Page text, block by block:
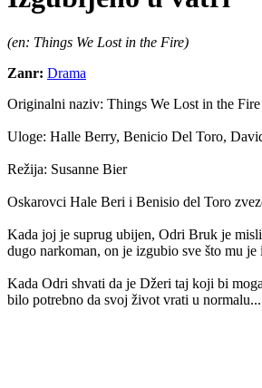
(en: Things We Lost in the Fire)
Zanr: Drama
Originalni naziv: Things We Lost in the Fire
Uloge: Halle Berry, Benicio Del Toro,
Režija: Susanne Bier
Oskarovci Hale Beri i Benisio del Toro
Kada joj je suprug ubijen, Odri Bruk je
dugo narkoman, on je izgubio sve što mu
Kada Odri shvati da je Džeri taj koji bi
bilo potrebno da svoj život vrati u normalu...